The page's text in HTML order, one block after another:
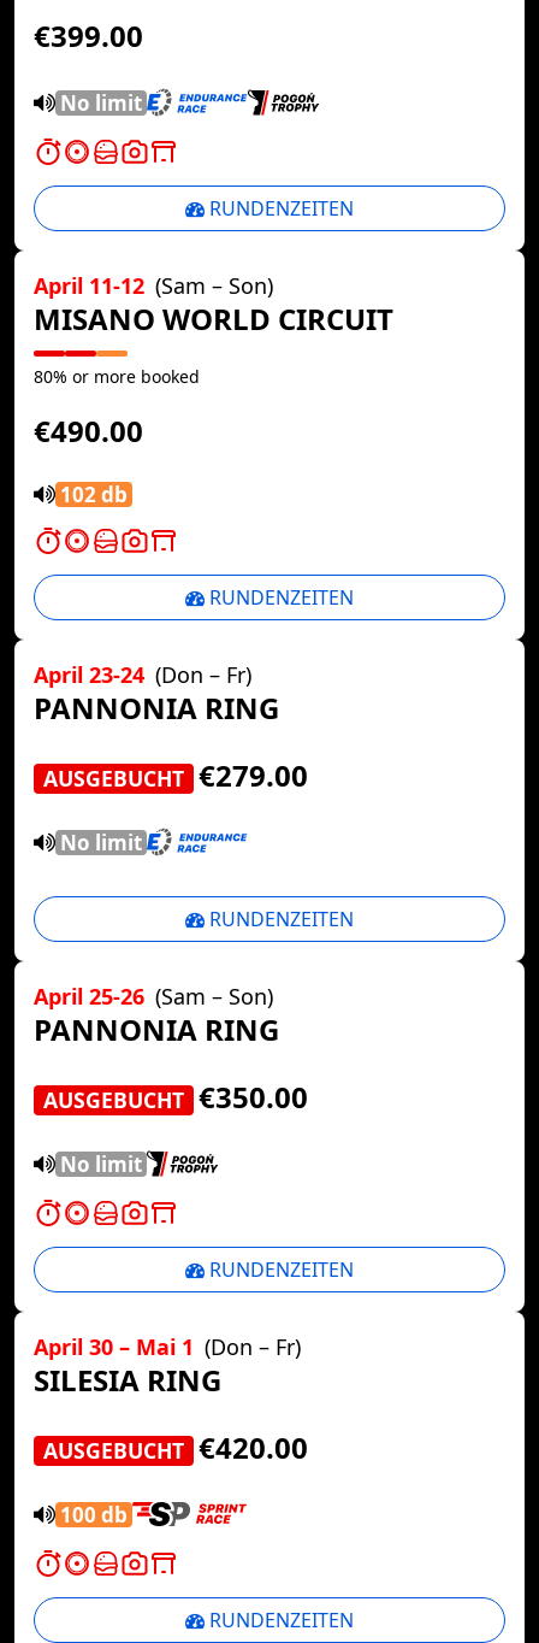
€399.00
No limit
RUNDENZEITEN
April 11-12 (Sam – Son)
MISANO WORLD CIRCUIT
80% or more booked
€490.00
102 db
RUNDENZEITEN
April 23-24 (Don – Fr)
PANNONIA RING
AUSGEBUCHT €279.00
No limit
RUNDENZEITEN
April 25-26 (Sam – Son)
PANNONIA RING
AUSGEBUCHT €350.00
No limit
RUNDENZEITEN
April 30 – Mai 1 (Don – Fr)
SILESIA RING
AUSGEBUCHT €420.00
100 db
RUNDENZEITEN